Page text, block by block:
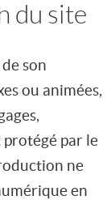
du site
son
ou animées,
protégé par le
ne
en